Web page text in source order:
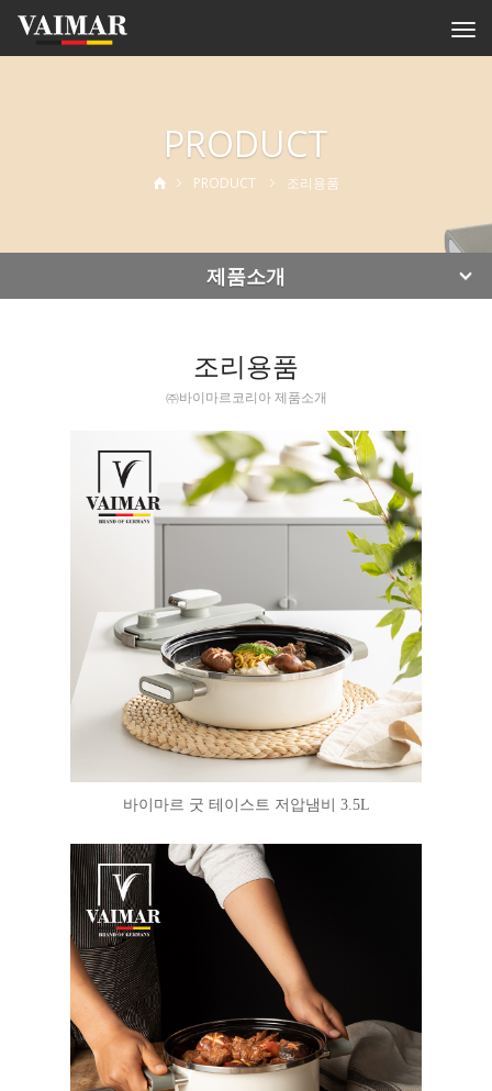
PRODUCT
PRODUCT 조리용품
제품소개
조리용품
㈜바이마르코리아 제품소개
바이마르 굿 테이스트 저압냄비 3.5L